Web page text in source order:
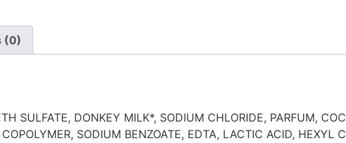
(0)
SULFATE, DONKEY MILK*, SODIUM CHLORIDE, PARFUM,
SODIUM BENZOATE, EDTA, LACTIC ACID,